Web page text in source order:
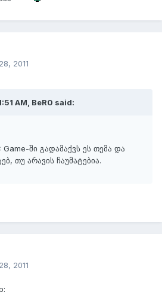
2011
AM, BeR0 said:
ში გადამაქვს ეს თემა და
თუ არავის ჩაუმატებია.
2011